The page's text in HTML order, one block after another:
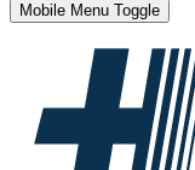
Mobile Menu Toggle